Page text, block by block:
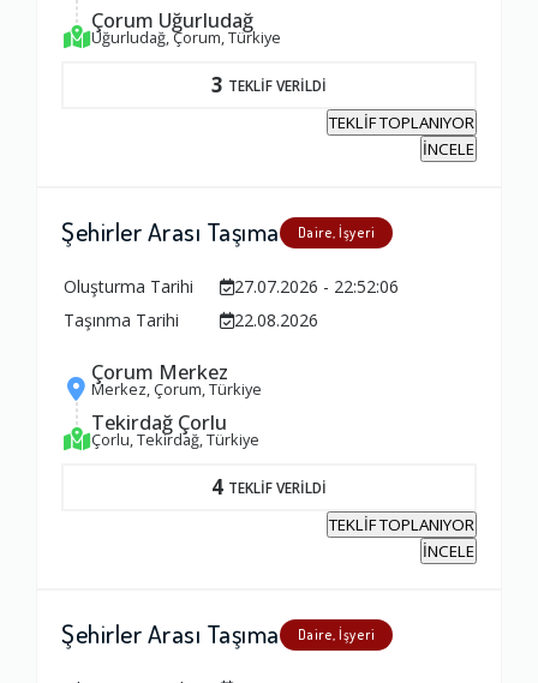
Çorum Uğurludağ
Uğurludağ, Çorum, Türkiye
3 TEKLİF VERİLDİ
TEKLİF TOPLANIYOR
İNCELE
Şehirler Arası Taşıma Daire, İşyeri
Oluşturma Tarihi
27.07.2026 - 22:52:06
Taşınma Tarihi
22.08.2026
Çorum Merkez
Merkez, Çorum, Türkiye
Tekirdağ Çorlu
Çorlu, Tekirdağ, Türkiye
4 TEKLİF VERİLDİ
TEKLİF TOPLANIYOR
İNCELE
Şehirler Arası Taşıma Daire, İşyeri